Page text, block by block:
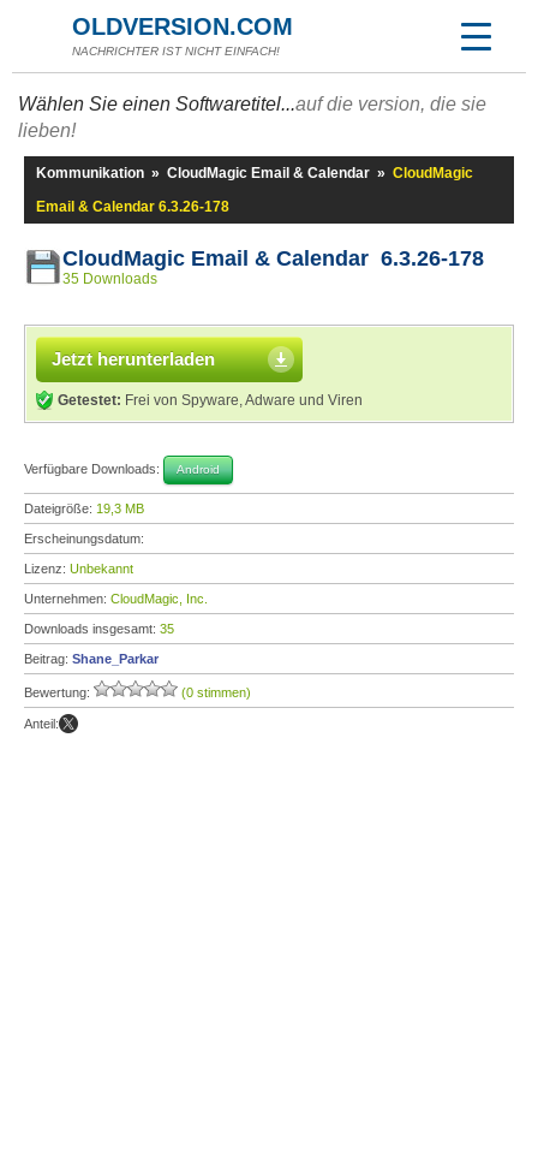
OLDVERSION.COM
NACHRICHTER IST NICHT EINFACH!
Wählen Sie einen Softwaretitel...auf die version, die sie
lieben!
Kommunikation » CloudMagic Email & Calendar » CloudMagic
Email & Calendar 6.3.26-178
CloudMagic Email & Calendar 6.3.26-178
35 Downloads
Jetzt herunterladen
Getestet: Frei von Spyware, Adware und Viren
Verfügbare Downloads: Android
Dateigröße: 19,3 MB
Erscheinungsdatum:
Lizenz: Unbekannt
Unternehmen: CloudMagic, Inc.
Downloads insgesamt: 35
Beitrag: Shane_Parkar
Bewertung: (0 stimmen)
Anteil: